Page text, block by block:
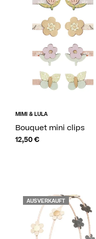
MIMI & LULA
Bouquet mini clips
12,50€
AUSVERKAUFT